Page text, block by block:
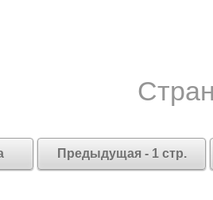
Предыдущая - 1 стр.